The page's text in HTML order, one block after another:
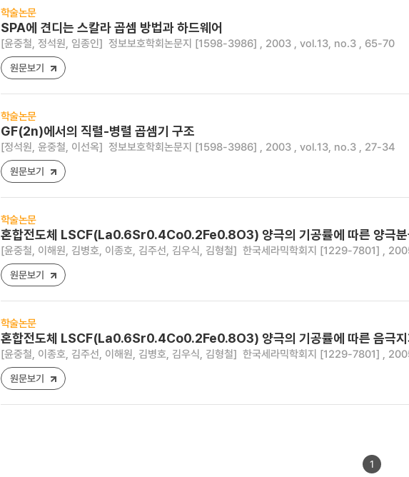
학술논문
SPA에 견디는 스칼라 곱셈 방법과 하드웨어
[윤중철, 정석원, 임종인] 정보보호학회논문지 [1598-3986] , 2003 , vol.13, no.3 , 65-70
원문보기
학술논문
GF(2n)에서의 직렬-병렬 곱셈기 구조
[정석원, 윤중철, 이선옥] 정보보호학회논문지 [1598-3986] , 2003 , vol.13, no.3 , 27-34
원문보기
학술논문
혼합전도체 LSCF(La0.6Sr0.4Co0.2Fe0.8O3) 양극의 기공률에 따른 양극분
[윤중철, 이해원, 김병호, 이종호, 김주선, 김우식, 김형철] 한국세라믹학회지 [1229-7801] ,
원문보기
학술논문
혼합전도체 LSCF(La0.6Sr0.4Co0.2Fe0.8O3) 양극의 기공률에 따른 음극지
[윤중철, 이종호, 김주선, 이해원, 김병호, 김우식, 김형철] 한국세라믹학회지 [1229-7801] ,
원문보기
1